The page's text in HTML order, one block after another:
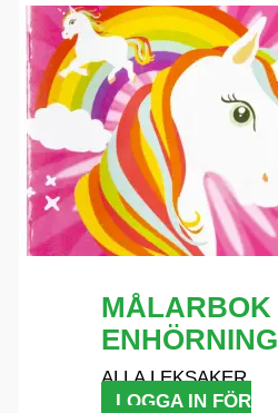
MÅLARBOK
ENHÖRNING
ALLA LEKSAKER
LOGGA IN FÖR